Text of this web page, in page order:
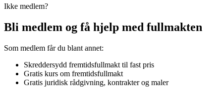
Ikke medlem?
Bli medlem og få hjelp med fullmakten
Som medlem får du blant annet:
Skreddersydd fremtidsfullmakt til fast pris
Gratis kurs om fremtidsfullmakt
Gratis juridisk rådgivning, kontrakter og maler